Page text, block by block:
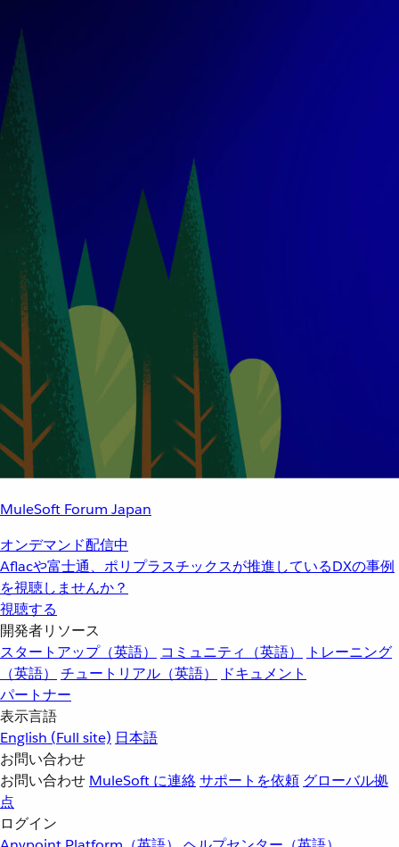
MuleSoft Forum Japan
オンデマンド配信中
Aflacや富士通、ポリプラスチックスが推進しているDXの事例
を視聴しませんか？
視聴する
開発者リソース
スタートアップ（英語）
コミュニティ（英語）
トレーニング
（英語）
チュートリアル（英語）
ドキュメント
パートナー
表示言語
English (Full site) 日本語
お問い合わせ
お問い合わせ MuleSoft に連絡サポートを依頼 グローバル拠
点
ログイン